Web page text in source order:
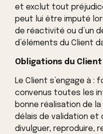
et exclut tout
peut lui être imputé
de réactivité ou d’un
d’éléments du Client
Obligations du Client
Le Client s’engage à :
convenus toutes les
bonne réalisation de
délais de validation et
divulguer, reproduire,